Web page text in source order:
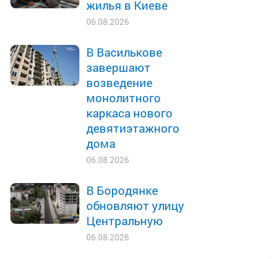
жилья в Киеве
06.08.2026
В Василькове
завершают
возведение
монолитного
каркаса нового
девятиэтажного
дома
06.08.2026
В Бородянке
обновляют улицу
Центральную
06.08.2026